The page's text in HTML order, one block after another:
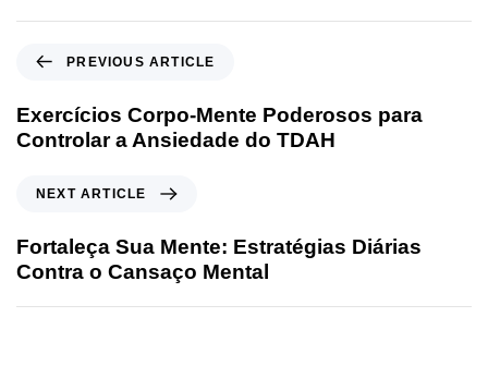
PREVIOUS ARTICLE
Exercícios Corpo-Mente Poderosos para
Controlar a Ansiedade do TDAH
NEXT ARTICLE
Fortaleça Sua Mente: Estratégias Diárias
Contra o Cansaço Mental